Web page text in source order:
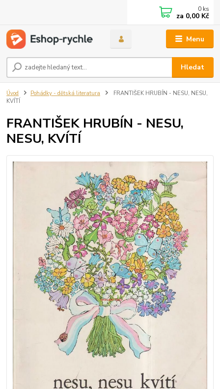
Menu
Hledat
0 ks
za 0,00 Kč
Úvod Pohádky - dětská literatura
FRANTIŠEK HRUBÍN - NESU, NESU,
KVÍTÍ
FRANTIŠEK HRUBÍN - NESU,
NESU, KVÍTÍ